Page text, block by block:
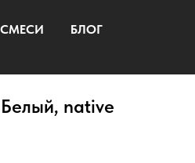
СМЕСИ
БЛОГ
native